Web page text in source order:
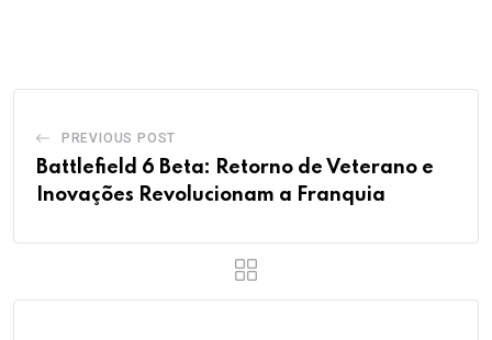
PREVIOUS POST
Battlefield 6 Beta: Retorno de Veterano e
Inovações Revolucionam a Franquia